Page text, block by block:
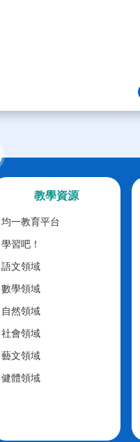
教學資源
均一教育平台
學習吧！
語文領域
數學領域
自然領域
社會領域
藝文領域
健體領域